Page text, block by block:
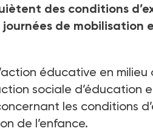
des conditions
de mobilisation
éducative en milieu
sociale d’éducation
les conditions
de l’enfance.